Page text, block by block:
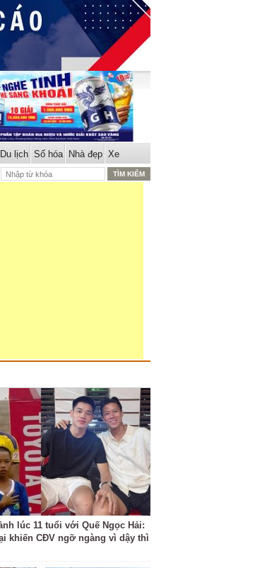
Du lịch Số hóa Nhà đẹp Xe
lúc 11 tuổi với Quế Ngọc Hải:
khiến CĐV ngỡ ngàng vì dậy thì